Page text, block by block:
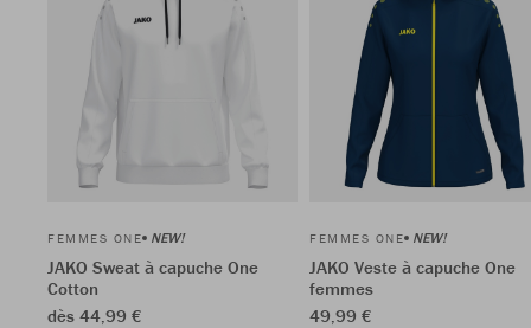
FEMMES ONE NEW!
JAKO Sweat à capuche One
Cotton
dès 44,99 €
FEMMES ONE NEW!
JAKO Veste à capuche One
femmes
49,99 €